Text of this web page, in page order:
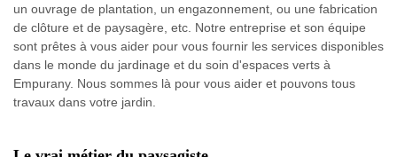
un ouvrage de plantation, un engazonnement, ou une fabrication
de clôture et de paysagère, etc. Notre entreprise et son équipe
sont prêtes à vous aider pour vous fournir les services disponibles
dans le monde du jardinage et du soin d'espaces verts à
Empurany. Nous sommes là pour vous aider et pouvons tous
travaux dans votre jardin.